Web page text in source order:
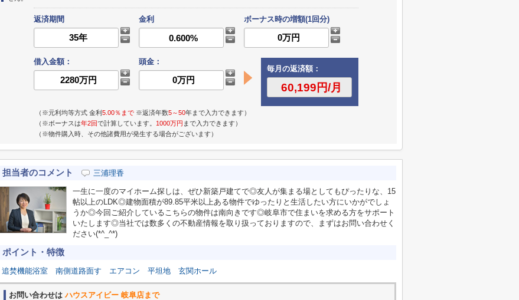
返済期間 金利 ボーナス時の増額(1回分)
借入金額：
頭金：
毎月の返済額：
（※元利均等方式 金利5.00％まで ※返済年数5～50年まで入力できます）
（※ボーナスは年2回で計算しています。 1000万円 まで入力できます）
（※物件購入時、その他諸費用が発生する場合がございます）
担当者のコメント 三浦理香
一生に一度のマイホーム探しは、ぜひ新築戸建てで◎友人が集まる場としてもぴったりな、15
帖以上のLDK◎建物面積が89.85平米以上ある物件でゆったりと生活したい方にいかがでしょ
うか◎今回ご紹介しているこちらの物件は南向きです◎岐阜市で住まいを求める方をサポート
いたします◎当社では数多くの不動産情報を取り扱っておりますので、まずはお問い合わせく
ださい(*^_^*)
ポイント・特徴
追焚機能浴室 南側道路面す エアコン 平坦地 玄関ホール
お問い合わせは ハウスアイビー 岐阜店まで